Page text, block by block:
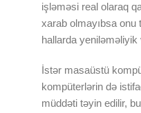
işləməsi real olaraq
xarab olmayıbsa onu
hallarda yeniləməliyik
İstər masaüstü
kompüterlərin də
müddəti təyin edilir,